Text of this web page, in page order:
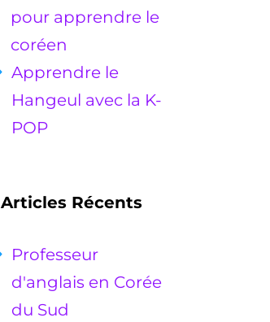
pour apprendre le
coréen
Apprendre le
Hangeul avec la K-
POP
Articles Récents
Professeur
d'anglais en Corée
du Sud